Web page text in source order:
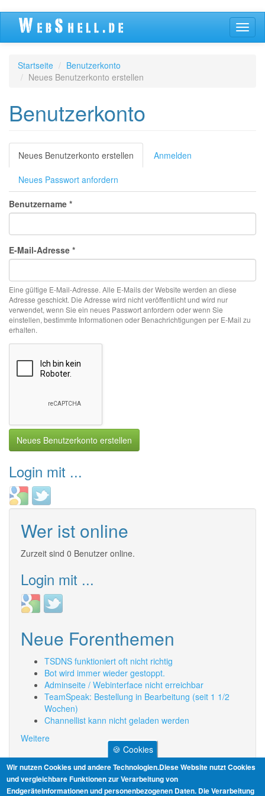
Direkt
Inhalt
Startseite
Benutzerkonto
Neues Benutzerkonto erstellen
Benutzerkonto
Primäre
Reiter
Neues Benutzerkonto erstellen (aktiver
Reiter)
Anmelden
Neues Passwort anfordern
Benutzername *
E-Mail-Adresse *
Eine gültige E-Mail-Adresse. Alle E-Mails der Website werden an diese
Adresse geschickt. Die Adresse wird nicht veröffentlicht und wird nur
verwendet, wenn Sie ein neues Passwort anfordern oder wenn Sie
einstellen, bestimmte Informationen oder Benachrichtigungen per E-Mail zu
erhalten.
Neues Benutzerkonto erstellen
Login mit ...
Login
with
Login
with
Wer ist online
Zurzeit sind 0 Benutzer online.
Login mit ...
Login
with
Login
with
Neue Forenthemen
TSDNS funktioniert oft nicht richtig
Bot wird immer wieder gestoppt.
Adminseite / Webinterface nicht erreichbar
TeamSpeak: Bestellung in Bearbeitung (seit 1 1/2
Wochen)
Channellist kann nicht geladen werden
Weitere
Informationen
🍪 Cookies
Wir nutzen Cookies und andere Technologien.Diese Website nutzt Cookies
und vergleichbare Funktionen zur Verarbeitung von
Endgeräteinformationen und personenbezogenen Daten. Die Verarbeitung